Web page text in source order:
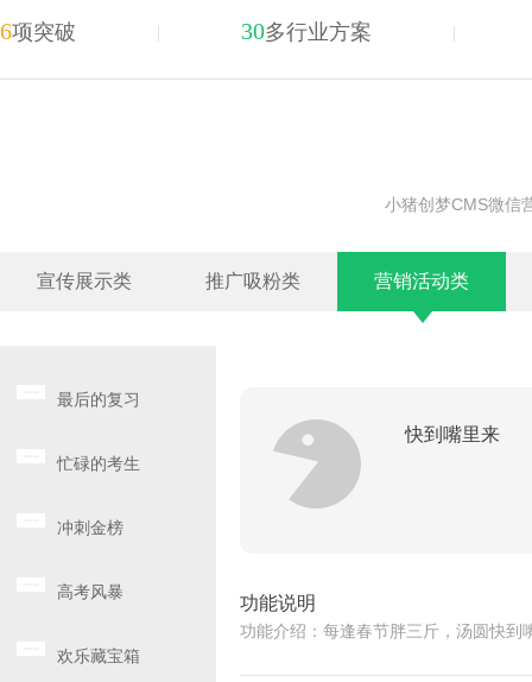
6项突破 30多行业方案
小猪创梦CMS微信
宣传展示类 推广吸粉类 营销活动类
最后的复习
忙碌的考生
冲刺金榜
高考风暴
欢乐藏宝箱
快到嘴里来
功能说明
功能介绍：每逢春节胖三斤，汤圆快到